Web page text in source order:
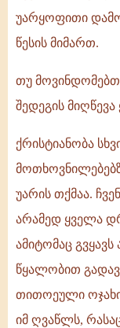
უარყოფითი
წესის მიმართ.
თუ
შედეგის
ქრისტიანობა
უარის თქმაა.
არამედ ყველა
ამიტომაც
წყალობით
თითოეული
იმ ღვაწლს,